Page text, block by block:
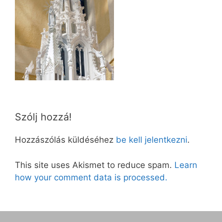
Szólj hozzá!
Hozzászólás küldéséhez be kell jelentkezni.
This site uses Akismet to reduce spam. Learn
how your comment data is processed.